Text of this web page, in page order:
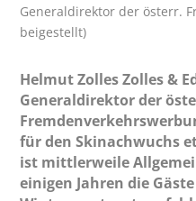
Generaldirektor der österr.
beigestellt)
Helmut Zolles Zolles &
Generaldirektor der
für den Skinachwuchs
ist mittlerweile
einigen Jahren die